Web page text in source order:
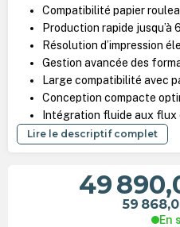
Compatibilité papier
Production rapide jusqu’à
Résolution d’impression
Gestion avancée des
Large compatibilité avec
Conception compacte
Intégration fluide aux flux
Lire le descriptif complet
49
59
En